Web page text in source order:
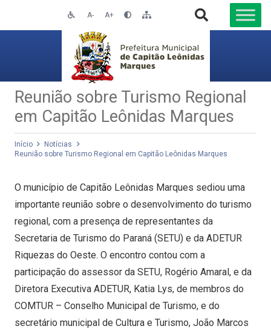
A- A+
Reunião sobre Turismo Regional
em Capitão Leônidas Marques
Início
Notícias
Reunião sobre Turismo Regional em Capitão Leônidas Marques
O município de Capitão Leônidas Marques sediou uma
importante reunião sobre o desenvolvimento do turismo
regional, com a presença de representantes da
Secretaria de Turismo do Paraná (SETU) e da ADETUR
Riquezas do Oeste. O encontro contou com a
participação do assessor da SETU, Rogério Amaral, e da
Diretora Executiva ADETUR, Katia Lys, de membros do
COMTUR – Conselho Municipal de Turismo, e do
secretário municipal de Cultura e Turismo, João Marcos